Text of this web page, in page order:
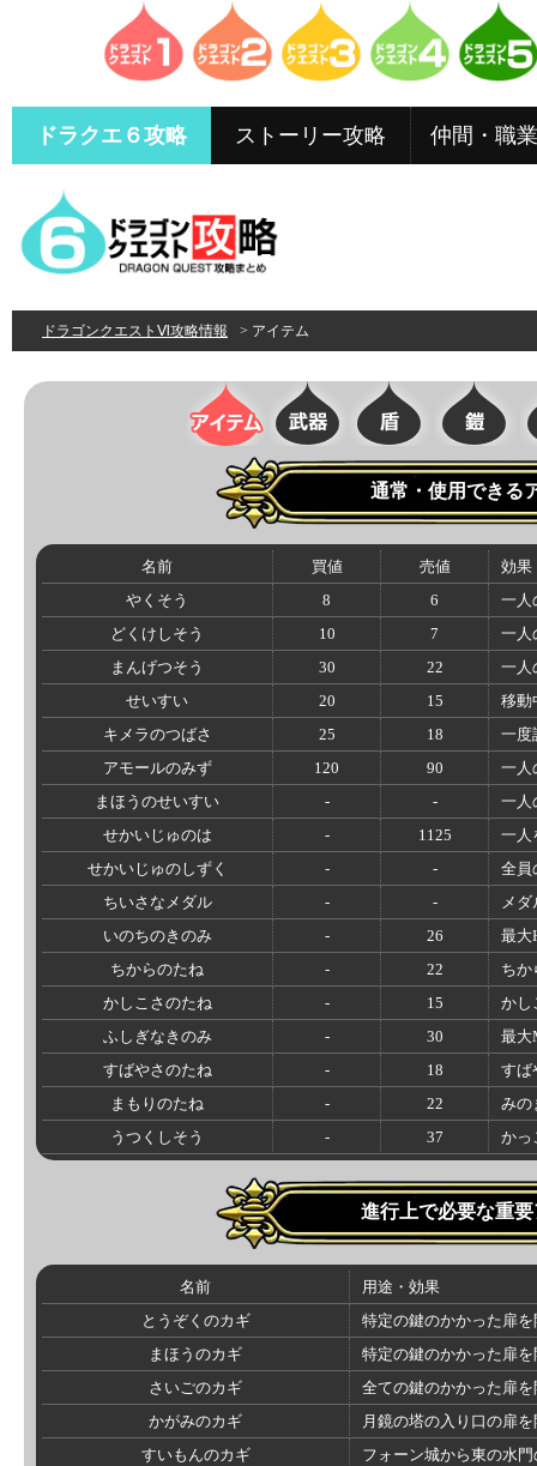
ドラクエ６攻略 ストーリー攻略 仲間・職業
ドラゴンクエストⅥ攻略情報 > アイテム
通常・使用できる
名前 買値 売値
効果
やくそう
8 6
一人
どくけしそう
10 7
一人
まんげつそう
30 22
一人
せいすい
20 15
移動
キメラのつばさ
25 18
一度
アモールのみず
120 90
一人
まほうのせいすい
- -
一人
せかいじゅのは
- 1125
一人
せかいじゅのしずく
- -
全員
ちいさなメダル
- -
メ
いのちのきのみ
- 26
最大
ちからのたね
- 22
ちか
かしこさのたね
- 15
かし
ふしぎなきのみ
- 30
最大
すばやさのたね
- 18
すば
まもりのたね
- 22
みの
うつくしそう
- 37 かっ
進行上で必要な重
名前
用途・効果
とうぞくのカギ
特定の鍵のかかった扉
まほうのカギ
特定の鍵のかかった扉
さいごのカギ
全ての鍵のかかった扉
かがみのカギ
月鏡の塔の入り口の扉
すいもんのカギ
フォーン城から東の水門